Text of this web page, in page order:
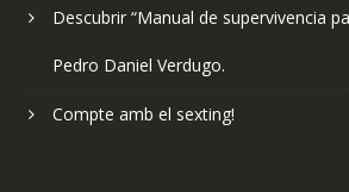
Descubrir “Manual de supervivencia
Pedro Daniel Verdugo.
Compte amb el sexting!